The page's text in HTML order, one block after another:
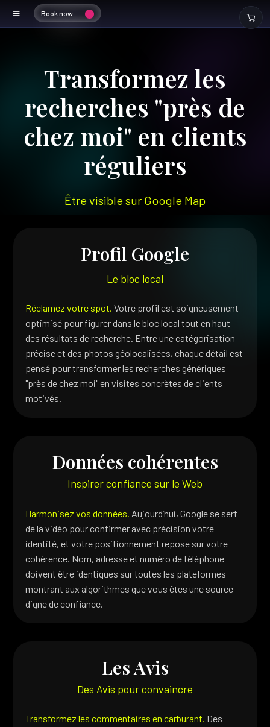
Book now
Transformez les
recherches "près de
chez moi" en clients
réguliers
Être visible sur Google Map
Profil Google
Le bloc local
Réclamez votre spot. Votre profil est soigneusement
optimisé pour figurer dans le bloc local tout en haut
des résultats de recherche. Entre une catégorisation
précise et des photos géolocalisées, chaque détail est
pensé pour transformer les recherches génériques
"près de chez moi" en visites concrètes de clients
motivés.
Données cohérentes
Inspirer confiance sur le Web
Harmonisez vos données. Aujourd’hui, Google se sert
de la vidéo pour confirmer avec précision votre
identité, et votre positionnement repose sur votre
cohérence. Nom, adresse et numéro de téléphone
doivent être identiques sur toutes les plateformes
montrant aux algorithmes que vous êtes une source
digne de confiance.
Les Avis
Des Avis pour convaincre
Transformez les commentaires en carburant. Des